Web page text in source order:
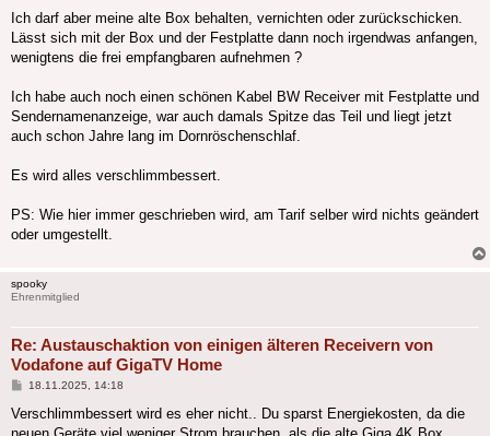
Ich darf aber meine alte Box behalten, vernichten oder zurückschicken.
Lässt sich mit der Box und der Festplatte dann noch irgendwas anfangen,
wenigtens die frei empfangbaren aufnehmen ?
Ich habe auch noch einen schönen Kabel BW Receiver mit Festplatte und
Sendernamenanzeige, war auch damals Spitze das Teil und liegt jetzt
auch schon Jahre lang im Dornröschenschlaf.
Es wird alles verschlimmbessert.
PS: Wie hier immer geschrieben wird, am Tarif selber wird nichts geändert
oder umgestellt.
spooky
Ehrenmitglied
Re: Austauschaktion von einigen älteren Receivern von
Vodafone auf GigaTV Home
Beitrag
18.11.2025, 14:18
Verschlimmbessert wird es eher nicht.. Du sparst Energiekosten, da die